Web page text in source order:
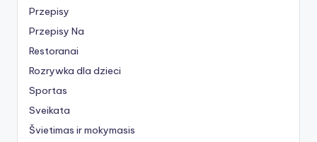
Przepisy
Przepisy Na
Restoranai
Rozrywka dla dzieci
Sportas
Sveikata
Švietimas ir mokymasis